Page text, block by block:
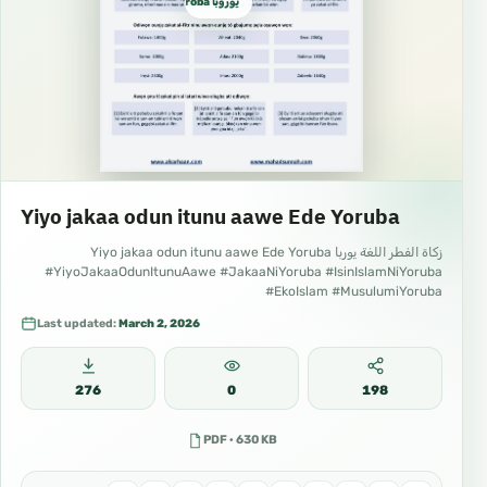
#Obinrin #Islam #Ẹtọ Awọn Obinrin #Ẹbi #Iwa
Yiyo jakaa odun itunu aawe Ede Yoruba
زكاة الفطر اللغة يوربا Yiyo jakaa odun itunu aawe Ede Yoruba
#YiyoJakaaOdunItunuAawe #JakaaNiYoruba #IsinIslamNiYoruba
#EkoIslam #MusulumiYoruba
Last updated:March 2, 2026
276 0 198
PDF · 630 KB